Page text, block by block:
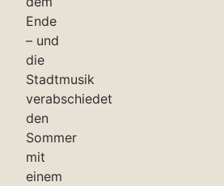
Ende
– und
die
Stadtmusik
verabschiedet
den
Sommer
mit
einem